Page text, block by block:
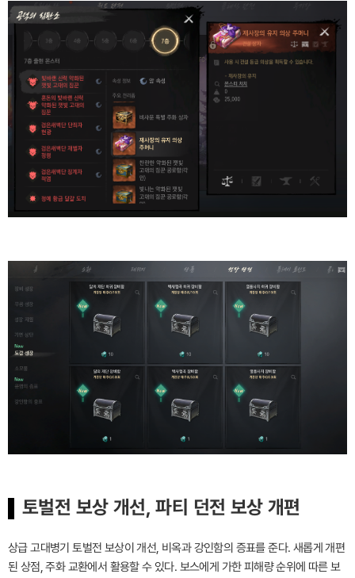
토벌전 보상 개선, 파티 던전 보상 개편
상급 고대병기 토벌전 보상이 개선, 비옥과 강인함의 증표를 준다. 새롭게 개편
된 상점, 주화 교환에서 활용할 수 있다. 보스에게 가한 피해량 순위에 따른 보